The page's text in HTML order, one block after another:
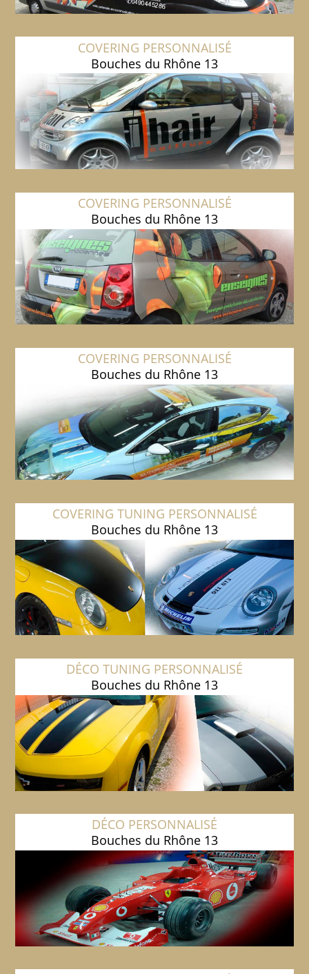
COVERING PERSONNALISÉ
Bouches du Rhône 13
COVERING PERSONNALISÉ
Bouches du Rhône 13
COVERING PERSONNALISÉ
Bouches du Rhône 13
COVERING TUNING PERSONNALISÉ
Bouches du Rhône 13
DÉCO TUNING PERSONNALISÉ
Bouches du Rhône 13
DÉCO PERSONNALISÉ
Bouches du Rhône 13